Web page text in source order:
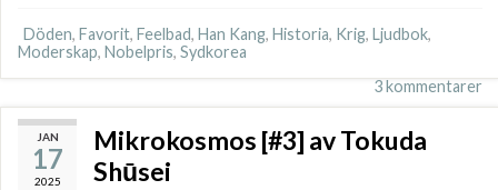
Döden, Favorit, Feelbad, Han Kang, Historia, Krig, Ljudbok,
Moderskap, Nobelpris, Sydkorea
3 kommentarer
JAN
17
2025
Mikrokosmos [#3] av Tokuda
Shūsei